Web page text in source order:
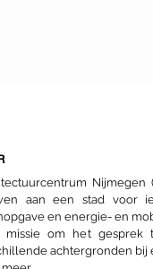
aan een stad voor
en energie- en
missie om het gesprek
achtergronden bij